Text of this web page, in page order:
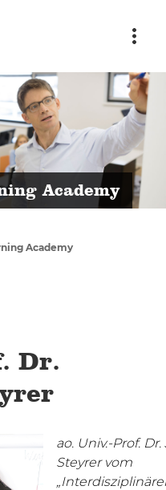
Academy
Academy
Dr.
ao. Univ.-Prof.
Steyrer vom